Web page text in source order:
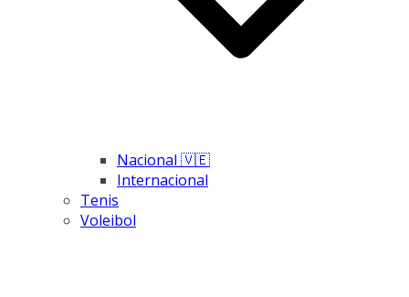
Nacional 🇻🇪
Internacional
Tenis
Voleibol